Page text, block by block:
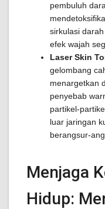
pembuluh
sirkulasi
efek wajah
Laser Skin
gelombang
menargetkan
penyebab
partikel-
luar jaringan
berangsur-
Menjaga
Hidup: